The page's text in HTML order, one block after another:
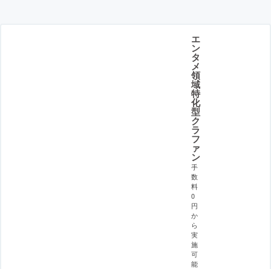
エ
ン
タ
メ
領
域
特
化
型
ク
ラ
フ
ァ
ン
手
数
料
0
円
か
ら
実
施
可
能